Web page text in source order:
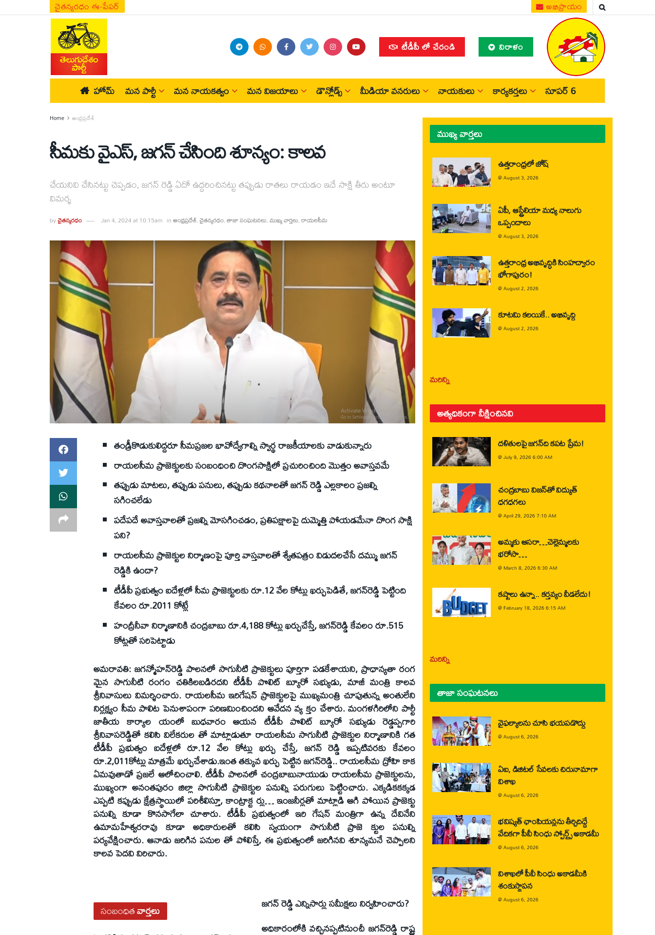
చైతన్యరధం ఈ-పేపర్ అభిప్రాయం
టీడీపీ లో చేరండి విరాళం
హోమ్ మన పార్టీ మన నాయకత్వం మన విజయాలు డౌన్లోడ్స్ మీడియా వనరులు నాయకులు కార్యకర్తలు సూపర్ 6
Home ఆంధ్రప్రదేశ్
సీమకు వైఎస్‌, జగన్‌ చేసింది శూన్యం: కాలవ
చేయనివి చేసినట్టు చెప్పడం, జగన్‌ రెడ్డి ఏదో ఉద్ధరించినట్టు తప్పుడు రాతలు రాయడం ఇదే సాక్షి తీరు అంటూ
విమర్శ
byచైతన్యరధం Jan 4, 2024 at 10:15am inఆంధ్రప్రదేశ్,చైతన్యరధం,తాజా సంఘటనలు,ముఖ్య వార్తలు,రాయలసీమ
తండ్రీకొడుకులిద్దరూ సీమప్రజల భావోద్వేగాల్ని స్వార్థ రాజకీయాలకు వాడుకున్నారు
రాయలసీమ ప్రాజెక్టులకు సంబంధించి దొంగసాక్షిలో ప్రచురించింది మొత్తం అవాస్తవమే
తప్పుడు మాటలు, తప్పుడు పనులు, తప్పుడు కథనాలతో జగన్‌ రెడ్డి ఎల్లకాలం ప్రజల్ని
సగించలేడు
పదేపదే అవాస్తవాలతో ప్రజల్ని మోసగించడం, ప్రతిపక్షాలపై దుమ్మెత్తి పోయడమేనా దొంగ సాక్షి
పని?
రాయలసీమ ప్రాజెక్టుల నిర్మాణంపై పూర్తి వాస్తవాలతో శ్వేతపత్రం విడుదలచేసే దమ్ము జగన్‌
రెడ్డికి ఉందా?
టీడీపీ ప్రభుత్వం ఐదేళ్లలో సీమ ప్రాజెక్టులకు రూ.12 వేల కోట్లు ఖర్చుపెడితే, జగన్‌రెడ్డి పెట్టింది
కేవలం రూ.2011 కోట్లే
హంద్రీనీవా నిర్మాణానికి చంద్రబాబు రూ.4,188 కోట్లు ఖర్చుచేస్తే, జగన్‌రెడ్డి కేవలం రూ.515
కోట్లతో సరిపెట్టాడు
అమరావతి: జగన్మోహన్‌రెడ్డి పాలనలో సాగునీటి ప్రాజెక్టులు పూర్తిగా పడకేశాయని, ప్రాధాన్యతా రంగ
మైన సాగునీటి రంగం చతికిలబడిరదని టీడీపీ పొలిట్‌ బ్యూరో సభ్యుడు, మాజీ మంత్రి కాలవ
శ్రీనివాసులు విమర్శించారు. రాయలసీమ ఇరిగేషన్‌ ప్రాజెక్టులపై ముఖ్యమంత్రి చూపుతున్న అంతులేని
నిర్లక్ష్యం సీమ పాలిట పెనుశాపంగా పరిణమించిందని ఆవేదన వ్య క్తం చేశారు. మంగళగిరిలోని పార్టీ
జాతీయ కార్యాల యంలో బుధవారం ఆయన టీడీపీ పొలిట్‌ బ్యూరో సభ్యుడు రెడ్డప్పగారి
శ్రీనివాసరెడ్డితో కలిసి విలేకరుల తో మాట్లాడుతూ రాయలసీమ సాగునీటి ప్రాజెక్టుల నిర్మాణానికి గత
టీడీపీ ప్రభుత్వం ఐదేళ్లలో రూ.12 వేల కోట్లు ఖర్చు చేస్తే, జగన్‌ రెడ్డి ఇప్పటివరకు కేవలం
రూ.2,011కోట్లు మాత్రమే ఖర్చుచేశాడు.ఇంత తక్కువ ఖర్చు పెట్టిన జగన్‌రెడ్డి.. రాయలసీమ ద్రోహి కాక
ఏమవుతాడో ప్రజలే ఆలోచించాలి. టీడీపీ పాలనలో చంద్రబాబునాయుడు రాయలసీమ ప్రాజెక్టులను,
ముఖ్యంగా అనంతపురం జిల్లా సాగునీటి ప్రాజెక్టుల పనుల్ని పరుగులు పెట్టించారు. ఎక్కడికకక్కడ
ఎప్పటి కప్పుడు క్షేత్రస్థాయిలో పరిశీలిస్తూ, కాంట్రాక్ట ర్లు… ఇంజనీర్లతో మాట్లాడి ఆగి పోయిన ప్రాజెక్టు
పనుల్ని కూడా కొనసాగేలా చూశారు. టీడీపీ ప్రభుత్వంలో ఇరి గేషన్‌ మంత్రిగా ఉన్న దేవినేని
ఉమామహేశ్వరరావు కూడా అధికారులతో కలిసి స్వయంగా సాగునీటి ప్రాజె క్టుల పనుల్ని
పర్యవేక్షించారు. ఆనాడు జరిగిన పనుల తో పోలిస్తే, ఈ ప్రభుత్వంలో జరిగినవి శూన్యమనే చెప్పాలని
కాలవ పెదవి విరిచారు.
సంబంధితవార్తలు
జగన్‌ రెడ్డి ఎన్నిసార్లు సమీక్షలు నిర్వహించారు?
అధికారంలోకి వచ్చినప్పటినుంచీ జగన్‌రెడ్డి రాష్ట్ర
ముఖ్య వార్తలు
ఉత్తరాంధ్రలో జోష్
@August 3, 2026
ఏపీ, ఆస్ట్రేలియా మధ్య నాలుగు
ఒప్పందాలు
@August 3, 2026
ఉత్తరాంధ్ర అభివృద్ధికి సింహద్వారం
భోగాపురం!
@August 2, 2026
కూటమి కలయికే.. అభివృద్ధి
@August 2, 2026
మరిన్ని
అత్యధికంగా వీక్షించినవి
దళితులపై జగన్‌ది కపట ప్రేమ!
@July 9, 2026 6:00 AM
చంద్రబాబు విజన్‌తో విద్యుత్
ధగధగలు
@April 29, 2026 7:10 AM
అమ్మకు ఆసరా…చెల్లెమ్మలకు
భరోసా…
@ March 8, 2026 6:30 AM
కష్టాలు ఉన్నా.. కర్తవ్యం వీడలేదు!
@February 18, 2026 6:15 AM
మరిన్ని
తాజా సంఘటనలు
వైఫల్యాలను చూసి భయపడొద్దు
@August 6, 2026
ఏఐ, డిజిటల్ సేవలకు చిరునామాగా
విశాఖ
@August 6, 2026
భవిష్యత్ ఛాంపియన్లను తీర్చిదిద్దే
వేదికగా పీవీ సింధు స్పోర్ట్స్ అకాడమీ
@August 6, 2026
విశాఖలో పీవీ సింధు అకాడమీకి
శంకుస్థాపన
@August 6, 2026